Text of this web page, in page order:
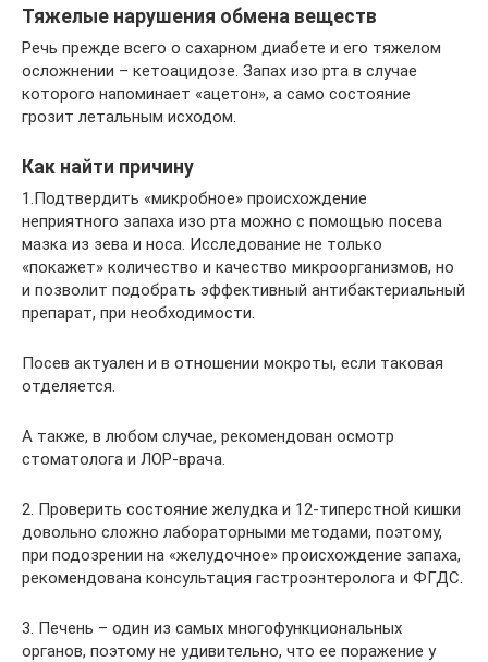
Тяжелые нарушения обмена веществ
Речь прежде всего о сахарном диабете и его тяжелом
осложнении – кетоацидозе. Запах изо рта в случае
которого напоминает «ацетон», а само состояние
грозит летальным исходом.
Как найти причину
1.Подтвердить «микробное» происхождение
неприятного запаха изо рта можно с помощью посева
мазка из зева и носа. Исследование не только
«покажет» количество и качество микроорганизмов, но
и позволит подобрать эффективный антибактериальный
препарат, при необходимости.
Посев актуален и в отношении мокроты, если таковая
отделяется.
А также, в любом случае, рекомендован осмотр
стоматолога и ЛОР-врача.
2. Проверить состояние желудка и 12-типерстной кишки
довольно сложно лабораторными методами, поэтому,
при подозрении на «желудочное» происхождение запаха,
рекомендована консультация гастроэнтеролога и ФГДС.
3. Печень – один из самых многофункциональных
органов, поэтому не удивительно, что ее поражение у